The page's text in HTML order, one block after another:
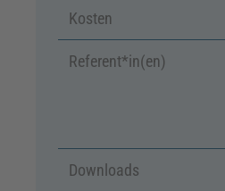
Kosten
Referent*in(en)
Downloads